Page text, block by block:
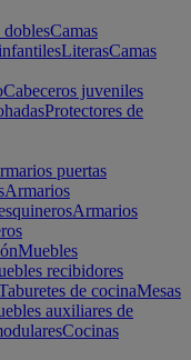
doblesCamas
LiterasCamas
Cabeceros juveniles
Protectores de
puertas
Armarios
Armarios
Muebles
recibidores
de cocinaMesas
auxiliares de
Cocinas